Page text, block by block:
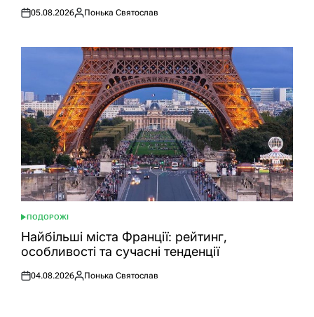
Оприлюднено
05.08.2026
Опубліковано
Понька Святослав
ОПУБЛІКУВАТИ
У
ПОДОРОЖІ
Найбільші міста Франції: рейтинг,
особливості та сучасні тенденції
Оприлюднено
04.08.2026
Опубліковано
Понька Святослав